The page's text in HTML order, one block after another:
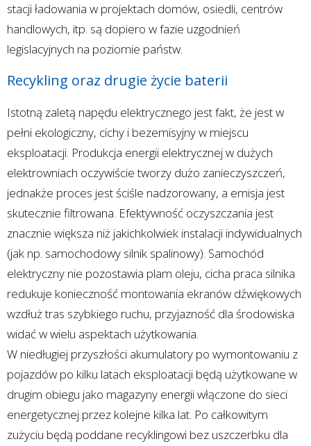
stacji ładowania w projektach domów, osiedli, centrów
handlowych, itp. są dopiero w fazie uzgodnień
legislacyjnych na poziomie państw.
Recykling oraz drugie życie baterii
Istotną zaletą napędu elektrycznego jest fakt, że jest w
pełni ekologiczny, cichy i bezemisyjny w miejscu
eksploatacji. Produkcja energii elektrycznej w dużych
elektrowniach oczywiście tworzy dużo zanieczyszczeń,
jednakże proces jest ściśle nadzorowany, a emisja jest
skutecznie filtrowana. Efektywność oczyszczania jest
znacznie większa niż jakichkolwiek instalacji indywidualnych
(jak np. samochodowy silnik spalinowy). Samochód
elektryczny nie pozostawia plam oleju, cicha praca silnika
redukuje konieczność montowania ekranów dźwiękowych
wzdłuż tras szybkiego ruchu, przyjazność dla środowiska
widać w wielu aspektach użytkowania.
W niedługiej przyszłości akumulatory po wymontowaniu z
pojazdów po kilku latach eksploatacji będą użytkowane w
drugim obiegu jako magazyny energii włączone do sieci
energetycznej przez kolejne kilka lat. Po całkowitym
zużyciu będą poddane recyklingowi bez uszczerbku dla